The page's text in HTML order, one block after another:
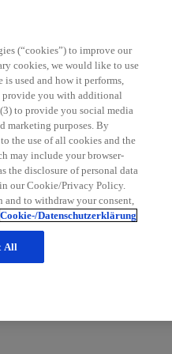
zur Multiplen Sklerose
möchten
Schauen Sie
vorbei: Wir erweitern
für Sie.
(“cookies”) to improve our
cookies, we would like to use
is used and how it performs,
provide you with additional
to provide you social media
marketing purposes. By
the use of all cookies and the
may include your browser-
the disclosure of personal data
our Cookie/Privacy Policy.
to withdraw your consent,
Cookie-/Datenschutzerklärung
All